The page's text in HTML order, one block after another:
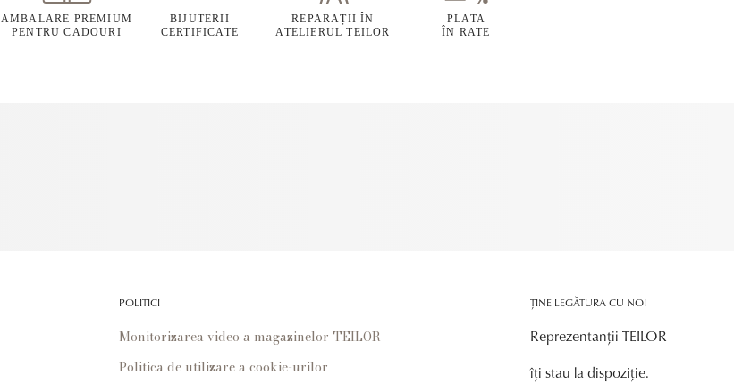
AMBALARE PREMIUM
PENTRU CADOURI
BIJUTERII
CERTIFICATE
REPARAȚII ÎN
ATELIERUL TEILOR
PLATA
ÎN RATE
POLITICI
Monitorizarea video a magazinelor TEILOR
Politica de utilizare a cookie-urilor
ȚINE LEGĂTURA CU NOI
Reprezentanții TEILOR
îți stau la dispoziție.